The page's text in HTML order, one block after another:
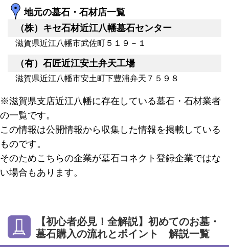
地元の墓石・石材店一覧
（株）キセ石材近江八幡墓石センター
滋賀県近江八幡市武佐町５１９－１
（有）石匠近江安土弁天工場
滋賀県近江八幡市安土町下豊浦弁天７５９８
※滋賀県支店近江八幡に存在している墓石・石材業者
の一覧です。
この情報は公開情報から収集した情報を掲載している
ものです。
そのためこちらの企業が墓石コネクト登録企業ではな
い場合もあります。
【初心者必見！全解説】初めてのお墓・
墓石購入の流れとポイント 解説一覧